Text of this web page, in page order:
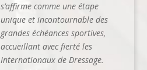
s’affirme comme une étape
unique et incontournable des
grandes échéances sportives,
accueillant avec fierté les
Internationaux de Dressage.